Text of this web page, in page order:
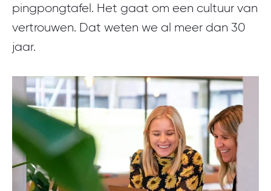
pingpongtafel. Het gaat om een cultuur van
vertrouwen. Dat weten we al meer dan 30
jaar.